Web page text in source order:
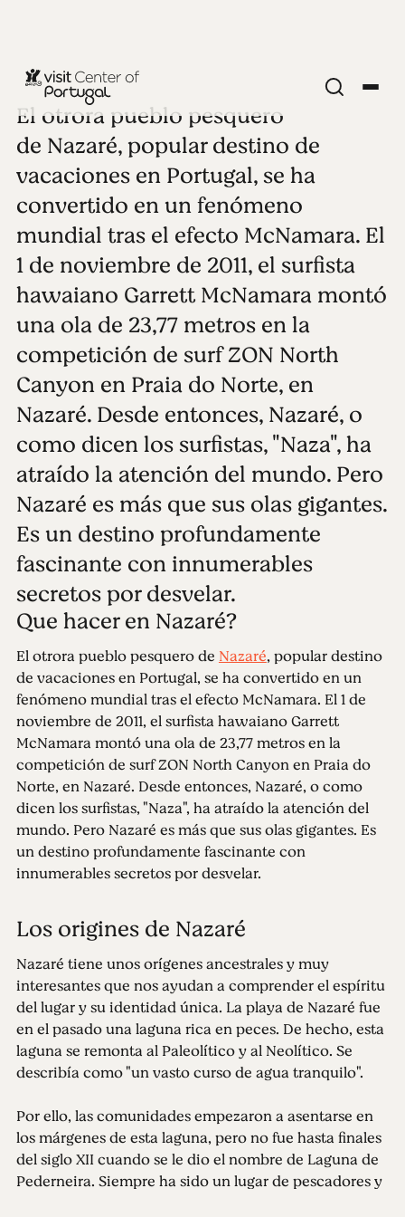
CIUDADES COSTERAS
Nazaré
Ver todas las fotos Reproducir video
El otrora pueblo pesquero
de Nazaré, popular destino de
vacaciones en Portugal, se ha
convertido en un fenómeno
mundial tras el efecto McNamara. El
1 de noviembre de 2011, el surfista
hawaiano Garrett McNamara montó
una ola de 23,77 metros en la
competición de surf ZON North
Canyon en Praia do Norte, en
Nazaré. Desde entonces, Nazaré, o
como dicen los surfistas, "Naza", ha
atraído la atención del mundo. Pero
Nazaré es más que sus olas gigantes.
Es un destino profundamente
fascinante con innumerables
secretos por desvelar.
Que hacer en Nazaré?
El otrora pueblo pesquero de Nazaré, popular destino
de vacaciones en Portugal, se ha convertido en un
fenómeno mundial tras el efecto McNamara. El 1 de
noviembre de 2011, el surfista hawaiano Garrett
McNamara montó una ola de 23,77 metros en la
competición de surf ZON North Canyon en Praia do
Norte, en Nazaré. Desde entonces, Nazaré, o como
dicen los surfistas, "Naza", ha atraído la atención del
mundo. Pero Nazaré es más que sus olas gigantes. Es
un destino profundamente fascinante con
innumerables secretos por desvelar.
Los origines de Nazaré
Nazaré tiene unos orígenes ancestrales y muy
interesantes que nos ayudan a comprender el espíritu
del lugar y su identidad única. La playa de Nazaré fue
en el pasado una laguna rica en peces. De hecho, esta
laguna se remonta al Paleolítico y al Neolítico. Se
describía como "un vasto curso de agua tranquilo".
Por ello, las comunidades empezaron a asentarse en
los márgenes de esta laguna, pero no fue hasta finales
del siglo XII cuando se le dio el nombre de Laguna de
Pederneira. Siempre ha sido un lugar de pescadores y